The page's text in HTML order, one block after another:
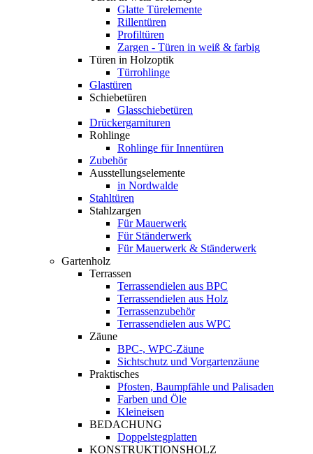
Glatte Türelemente
Rillentüren
Profiltüren
Zargen - Türen in weiß & farbig
Türen in Holzoptik
Türrohlinge
Glastüren
Schiebetüren
Glasschiebetüren
Drückergarnituren
Rohlinge
Rohlinge für Innentüren
Zubehör
Ausstellungselemente
in Nordwalde
Stahltüren
Stahlzargen
Für Mauerwerk
Für Ständerwerk
Für Mauerwerk & Ständerwerk
Gartenholz
Terrassen
Terrassendielen aus BPC
Terrassendielen aus Holz
Terrassenzubehör
Terrassendielen aus WPC
Zäune
BPC-, WPC-Zäune
Sichtschutz und Vorgartenzäune
Praktisches
Pfosten, Baumpfähle und Palisaden
Farben und Öle
Kleineisen
BEDACHUNG
Doppelstegplatten
KONSTRUKTIONSHOLZ